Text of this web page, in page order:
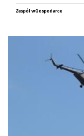
Zespół wGospodarce